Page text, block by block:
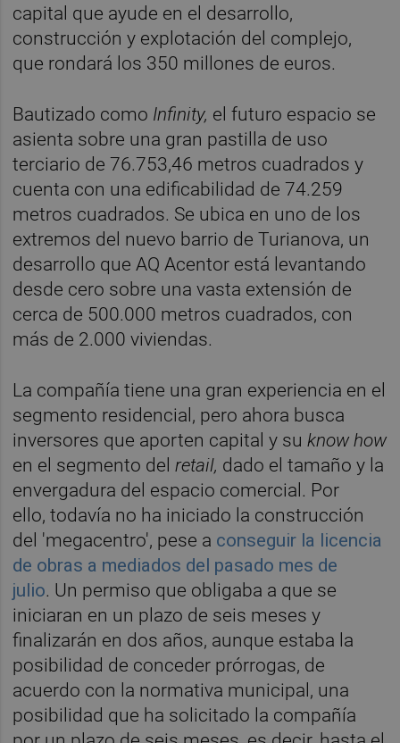
capital que ayude en el desarrollo,
construcción y explotación del complejo,
que rondará los 350 millones de euros.
Bautizado como Infinity, el futuro espacio se
asienta sobre una gran pastilla de uso
terciario de 76.753,46 metros cuadrados y
cuenta con una edificabilidad de 74.259
metros cuadrados. Se ubica en uno de los
extremos del nuevo barrio de Turianova, un
desarrollo que AQ Acentor está levantando
desde cero sobre una vasta extensión de
cerca de 500.000 metros cuadrados, con
más de 2.000 viviendas.
La compañía tiene una gran experiencia en el
segmento residencial, pero ahora busca
inversores que aporten capital y suknow how
en el segmento delretail, dado el tamaño y la
envergadura del espacio comercial. Por
ello, todavía no ha iniciado la construcción
del 'megacentro', pese a conseguir la licencia
de obras a mediados del pasado mes de
julio. Un permiso que obligaba a que se
iniciaran en un plazo de seis meses y
finalizarán en dos años, aunque estaba la
posibilidad de conceder prórrogas, de
acuerdo con la normativa municipal, una
posibilidad que ha solicitado la compañía